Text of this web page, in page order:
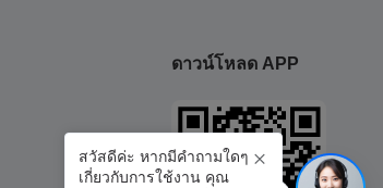
ดาวน์โหลด APP
สวัสดีค่ะ หากมีคำถามใดๆ
เกี่ยวกับการใช้งาน คุณ